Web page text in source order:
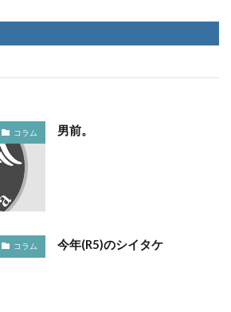
コラム 男前。
コラム 今年(R5)のシイタケ